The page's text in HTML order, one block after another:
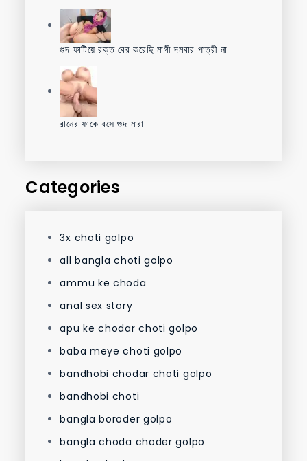
গুদ ফাটিয়ে রক্ত বের করেছি মাগী দমবার পাত্রী না
রানের ফাকে বসে গুদ মারা
Categories
3x choti golpo
all bangla choti golpo
ammu ke choda
anal sex story
apu ke chodar choti golpo
baba meye choti golpo
bandhobi chodar choti golpo
bandhobi choti
bangla boroder golpo
bangla choda choder golpo